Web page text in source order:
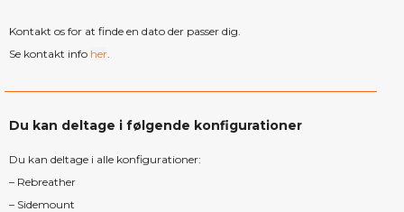
Kontakt os for at finde en dato der passer dig.
Se kontakt info her.
Du kan deltage i følgende konfigurationer
Du kan deltage i alle konfigurationer:
– Rebreather
– Sidemount